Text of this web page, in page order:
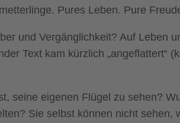
Pures Leben. Pure
und Vergänglichkeit? Auf Leben
Text kam kürzlich „angeflattert“
seine eigenen Flügel zu sehen?
Sie selbst können nicht sehen,